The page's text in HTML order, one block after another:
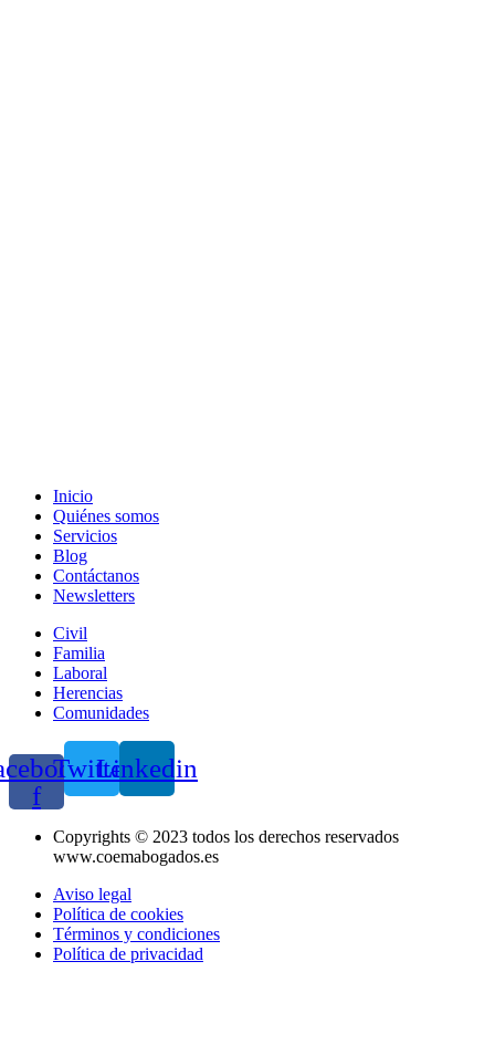
Inicio
Quiénes somos
Servicios
Blog
Contáctanos
Newsletters
Civil
Familia
Laboral
Herencias
Comunidades
f
TwitterLinkedin
Copyrights © 2023 todos los derechos reservados
www.coemabogados.es
Aviso legal
Política de cookies
Términos y condiciones
Política de privacidad